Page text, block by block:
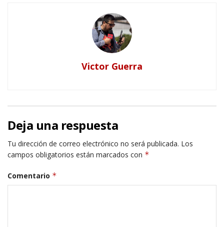
Victor Guerra
Deja una respuesta
Tu dirección de correo electrónico no será publicada. Los
campos obligatorios están marcados con *
Comentario *